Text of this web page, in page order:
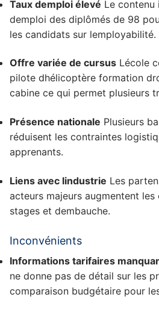
Taux demploi élevé Le contenu
demploi des diplômés de 98
les candidats sur lemployabilité.
Offre variée de cursus Lécole
pilote dhélicoptère formation
cabine ce qui permet plusieurs
Présence nationale Plusieurs
réduisent les contraintes
apprenants.
Liens avec lindustrie Les
acteurs majeurs augmentent
stages et dembauche.
Inconvénients
Informations tarifaires
ne donne pas de détail sur les
comparaison budgétaire pour